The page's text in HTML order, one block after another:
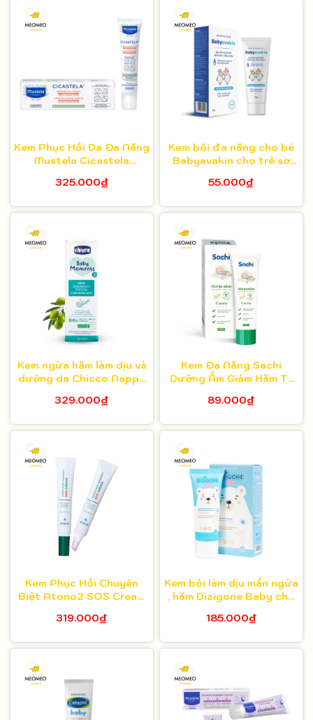
Kem Phục Hồi Da Đa Năng
Mustela Cicastela
325.000₫
Kem bôi đa năng cho bé
Babyavakin cho trẻ sơ
55.000₫
Kem ngừa hăm làm dịu và
dưỡng da Chicco Nappy
329.000₫
Kem Đa Năng Sachi
Dưỡng Ẩm Giảm Hăm Tã
89.000₫
Kem Phục Hồi Chuyên
Biệt Atono2 SOS Cream
319.000₫
Kem bôi làm dịu mẩn ngứa
, hăm Dizigone Baby cho
185.000₫